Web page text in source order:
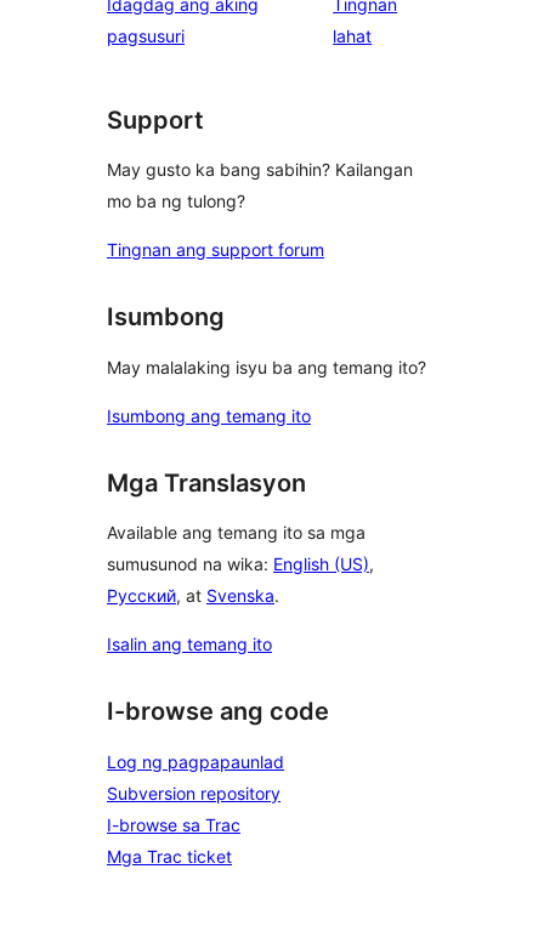
reviews
star
reviews
pagsusuri
lahatng
Support
May gusto ka bang sabihin? Kailangan
mo ba ng tulong?
Tingnan ang support forum
Isumbong
May malalaking isyu ba ang temang ito?
Isumbong ang temang ito
Mga Translasyon
Available ang temang ito sa mga
sumusunod na wika: English (US),
Русский, at Svenska.
Isalin ang temang ito
I-browse ang code
Log ng pagpapaunlad
Subversion repository
I-browse sa Trac
Mga Trac ticket